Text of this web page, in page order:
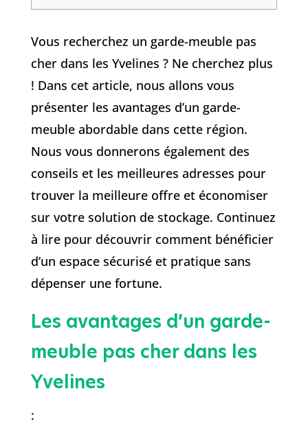
Vous recherchez un garde-meuble pas
cher dans les Yvelines ? Ne cherchez plus
! Dans cet article, nous allons vous
présenter les avantages d’un garde-
meuble abordable dans cette région.
Nous vous donnerons également des
conseils et les meilleures adresses pour
trouver la meilleure offre et économiser
sur votre solution de stockage. Continuez
à lire pour découvrir comment bénéficier
d’un espace sécurisé et pratique sans
dépenser une fortune.
Les avantages d’un garde-
meuble pas cher dans les
Yvelines
: